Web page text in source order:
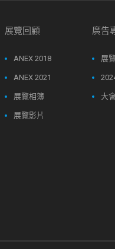
展覽回顧
ANEX 2018
ANEX 2021
展覽相簿
展覽影片
廣告
展
大